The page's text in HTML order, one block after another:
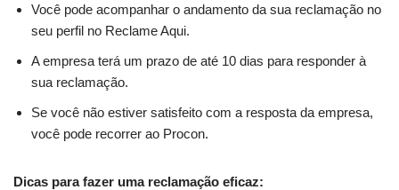
Você pode acompanhar o andamento da sua reclamação no
seu perfil no Reclame Aqui.
A empresa terá um prazo de até 10 dias para responder à
sua reclamação.
Se você não estiver satisfeito com a resposta da empresa,
você pode recorrer ao Procon.
Dicas para fazer uma reclamação eficaz: